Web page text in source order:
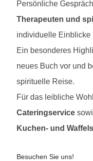
Persönliche
Therapeuten und
individuelle Einblicke
Ein besonderes
neues Buch vor und
spirituelle Reise.
Für das leibliche
Cateringservice
Kuchen- und
Besuchen Sie uns!